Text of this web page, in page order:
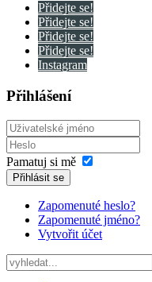
Přidejte se!
Přidejte se!
Přidejte se!
Přidejte se!
Instagram
Přihlášení
Pamatuj si mě
Přihlásit se
Zapomenuté heslo?
Zapomenuté jméno?
Vytvořit účet